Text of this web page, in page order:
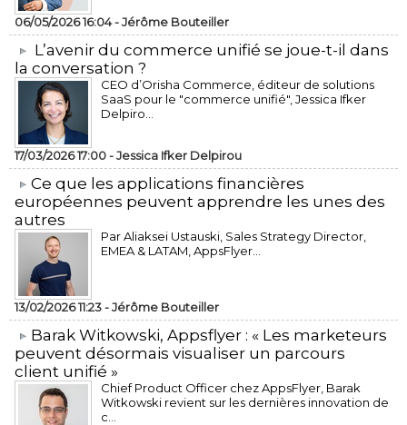
06/05/2026 16:04 -Jérôme Bouteiller
L’avenir du commerce unifié se joue-t-il dans
la conversation ?
CEO d’Orisha Commerce, éditeur de solutions
SaaS pour le "commerce unifié", Jessica Ifker
Delpiro...
17/03/2026 17:00 -Jessica Ifker Delpirou
​Ce que les applications financières
européennes peuvent apprendre les unes des
autres
Par Aliaksei Ustauski, Sales Strategy Director,
EMEA & LATAM, AppsFlyer...
13/02/2026 11:23 -Jérôme Bouteiller
​Barak Witkowski, Appsflyer : « Les marketeurs
peuvent désormais visualiser un parcours
client unifié »
Chief Product Officer chez AppsFlyer, ​Barak
Witkowski revient sur les dernières innovation de
c...